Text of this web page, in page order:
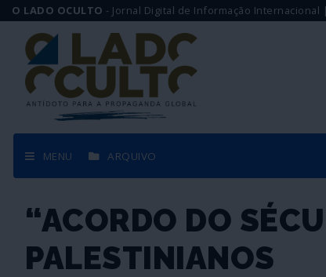
O LADO OCULTO - Jornal Digital de Informação Internacional |
MENU ARQUIVO
“ACORDO DO
PALESTINIANOS